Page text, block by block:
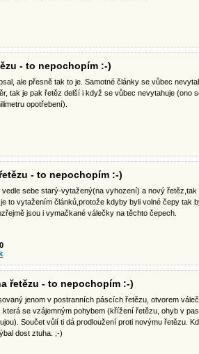
- to nepochopím :-)
ale přesně tak to je. Samotné články se vůbec
tak je pak řetěz delší i když se vůbec nevytahuje (ono
opotřebení).
- to nepochopím :-)
vedle sebe starý-vytažený(na vyhození) a nový
to vytažením článků,protože kdyby byli volné čepy tak
jsou i vymačkané válečky na těchto čepech.
řetězu - to nepochopím :-)
jenom v postranních páscích řetězu, otvorem
která se vzájemným pohybem (křížení řetězu, ohyb v
Součet vůlí ti dá prodloužení proti novýmu řetězu.
dost ztuha. ;-)